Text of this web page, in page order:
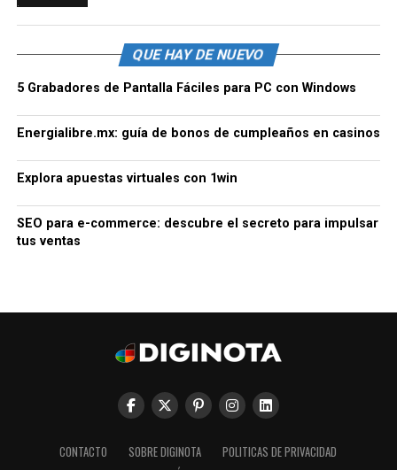
QUE HAY DE NUEVO
5 Grabadores de Pantalla Fáciles para PC con Windows
Energialibre.mx: guía de bonos de cumpleaños en casinos
Explora apuestas virtuales con 1win
SEO para e-commerce: descubre el secreto para impulsar
tus ventas
CONTACTO SOBRE DIGINOTA
POLITICAS DE PRIVACIDAD